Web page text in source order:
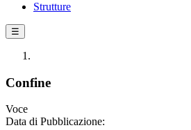
Strutture
☰
Confine
Voce
Data di Pubblicazione: